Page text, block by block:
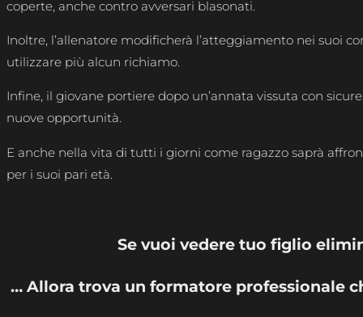
coperte, anche contro avversari blasonati.
Inoltre, l’allenatore modificherà l’atteggiamento nei suoi
utilizzare più alcun richiamo.
Infine, il giovane portiere dopo un’annata vissuta con
nuove opportunità.
E anche nella vita di tutti i giorni come ragazzo saprà
per i suoi pari età.
Se vuoi vedere tuo figlio
… Allora trova un formatore professionale